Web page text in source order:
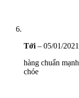
Tới – 05/01/2021
hàng chuẩn
chóe